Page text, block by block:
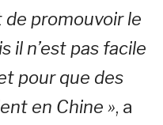
promouvoir le
il n’est pas facile
pour que des
en Chine », a